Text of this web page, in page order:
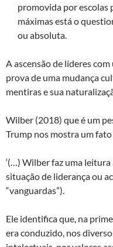
promovida por escolas
máximas está o
ou absoluta.
A ascensão de líderes
prova de uma mudança
mentiras e sua
Wilber (2018) que é um
Trump nos mostra um
‘(…) Wilber faz uma
situação de liderança ou
“vanguardas”).
Ele identifica que, na
era conduzido, nos